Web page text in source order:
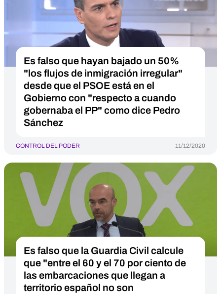
Es falso que hayan bajado un 50%
"los flujos de inmigración irregular"
desde que el PSOE está en el
Gobierno con "respecto a cuando
gobernaba el PP" como dice Pedro
Sánchez
CONTROL DEL PODER 11/12/2020
Es falso que la Guardia Civil calcule
que "entre el 60 y el 70 por ciento de
las embarcaciones que llegan a
territorio español no son